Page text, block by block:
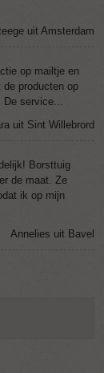
uit Amsterdam
op mailtje en
de producten op
De service...
uit Sint Willebrord
Borsttuig
de maat. Ze
ik op mijn
Annelies uit Bavel